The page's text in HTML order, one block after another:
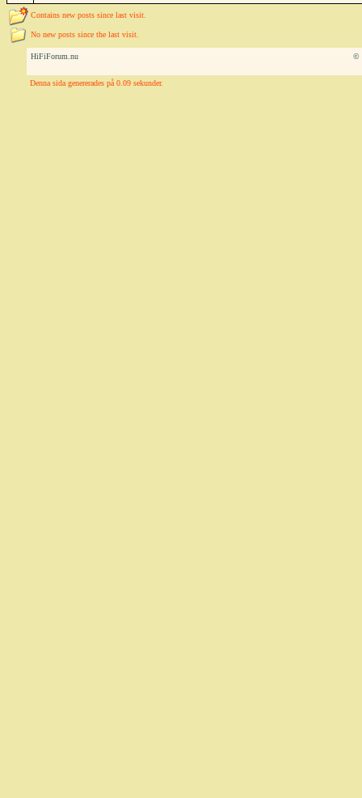
Contains new posts since last visit.
No new posts since the last visit.
HiFiForum.nu ©
Denna sida genererades på 0.09 sekunder.